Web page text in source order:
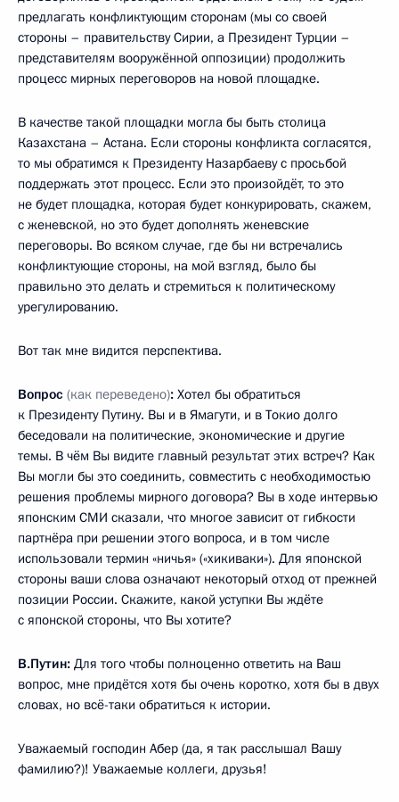
предлагать конфликтующим сторонам (мы со своей
стороны – правительству Сирии, а Президент Турции –
представителям вооружённой оппозиции) продолжить
процесс мирных переговоров на новой площадке.
В качестве такой площадки могла бы быть столица
Казахстана – Астана. Если стороны конфликта согласятся,
то мы обратимся к Президенту Назарбаеву с просьбой
поддержать этот процесс. Если это произойдёт, то это
не будет площадка, которая будет конкурировать, скажем,
с женевской, но это будет дополнять женевские
переговоры. Во всяком случае, где бы ни встречались
конфликтующие стороны, на мой взгляд, было бы
правильно это делать и стремиться к политическому
урегулированию.
Вот так мне видится перспектива.
Вопрос (как переведено): Хотел бы обратиться
к Президенту Путину. Вы и в Ямагути, и в Токио долго
беседовали на политические, экономические и другие
темы. В чём Вы видите главный результат этих встреч? Как
Вы могли бы это соединить, совместить с необходимостью
решения проблемы мирного договора? Вы в ходе интервью
японским СМИ сказали, что многое зависит от гибкости
партнёра при решении этого вопроса, и в том числе
использовали термин «ничья» («хикиваки»). Для японской
стороны ваши слова означают некоторый отход от прежней
позиции России. Скажите, какой уступки Вы ждёте
с японской стороны, что Вы хотите?
В.Путин: Для того чтобы полноценно ответить на Ваш
вопрос, мне придётся хотя бы очень коротко, хотя бы в двух
словах, но всё-таки обратиться к истории.
Уважаемый господин Абер (да, я так расслышал Вашу
фамилию?)! Уважаемые коллеги, друзья!